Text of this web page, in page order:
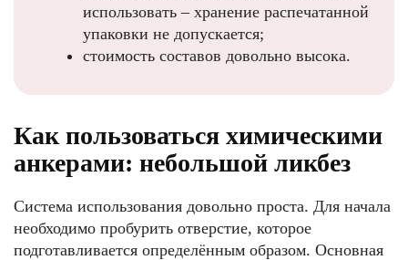
использовать – хранение распечатанной
упаковки не допускается;
стоимость составов довольно высока.
Как пользоваться химическими
анкерами: небольшой ликбез
Система использования довольно проста. Для начала
необходимо пробурить отверстие, которое
подготавливается определённым образом. Основная